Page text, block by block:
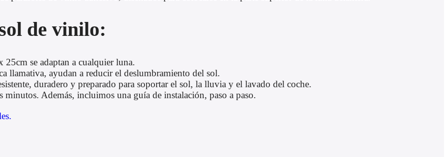
de vinilo:
se adaptan a cualquier luna.
llamativa, ayudan a reducir el deslumbramiento del sol.
duradero y preparado para soportar el sol, la lluvia y el lavado del coche.
minutos. Además, incluimos una guía de instalación, paso a paso.